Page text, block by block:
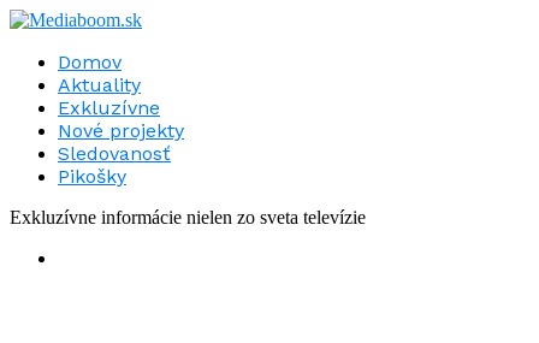
Domov
Aktuality
Exkluzívne
Nové projekty
Sledovanosť
Pikošky
Exkluzívne informácie nielen zo sveta televízie